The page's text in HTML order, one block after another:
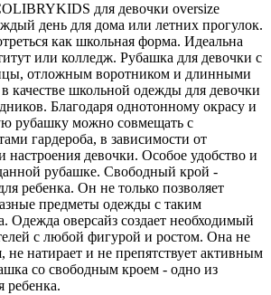
для девочки oversize
день для дома или летних прогулок.
как школьная форма. Идеальна
или колледж. Рубашка для девочки с
отложным воротником и длинными
качестве школьной одежды для девочки
Благодаря однотонному окрасу и
рубашку можно совмещать с
гардероба, в зависимости от
настроения девочки. Особое удобство и
рубашке. Свободный крой -
ребенка. Он не только позволяет
предметы одежды с таким
Одежда оверсайз создает необходимый
с любой фигурой и ростом. Она не
не натирает и не препятствует активным
со свободным кроем - одно из
ребенка.